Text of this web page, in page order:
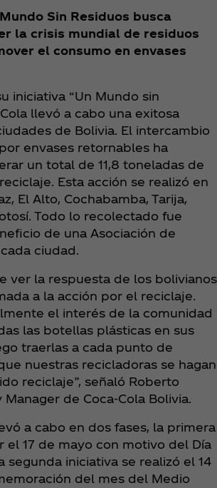
Sin Residuos busca
la crisis mundial de residuos
el consumo en envases
iniciativa “Un Mundo sin
llevó a cabo una exitosa
de Bolivia. El intercambio
envases retornables ha
un total de 11,8 toneladas de
Esta acción se realizó en
El Alto, Cochabamba, Tarija,
Todo lo recolectado fue
de una Asociación de
ciudad.
ver la respuesta de los bolivianos
a la acción por el reciclaje.
el interés de la comunidad
las botellas plásticas en sus
traerlas a cada punto de
nuestras recicladoras se hagan
reciclaje”, señaló Roberto
de Coca‑Cola Bolivia.
a cabo en dos fases, la primera
el 17 de mayo con motivo del Día
segunda iniciativa se realizó el 14
del mes del Medio